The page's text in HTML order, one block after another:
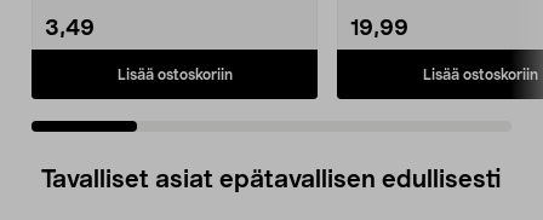
3,49
Lisää ostoskoriin
19,99
Lisää ostoskoriin
Tavalliset asiat epätavallisen edullisesti